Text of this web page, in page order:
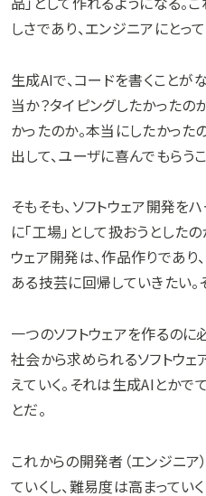
しさであり、エンジニアにとっ
生成AIで、コードを書くことが
当か？タイピングしたかったの
かったのか。本当にしたかった
出して、ユーザに喜んでもらう
そもそも、ソフトウェア開発を
に「工場」として扱おうとした
ウェア開発は、作品作りであ
ある技芸に回帰していきたい
一つのソフトウェアを作るのに
社会から求められるソフトウ
えていく。それは生成AIとかで
とだ。
これからの開発者（エンジニア
ていくし、難易度は高まってい